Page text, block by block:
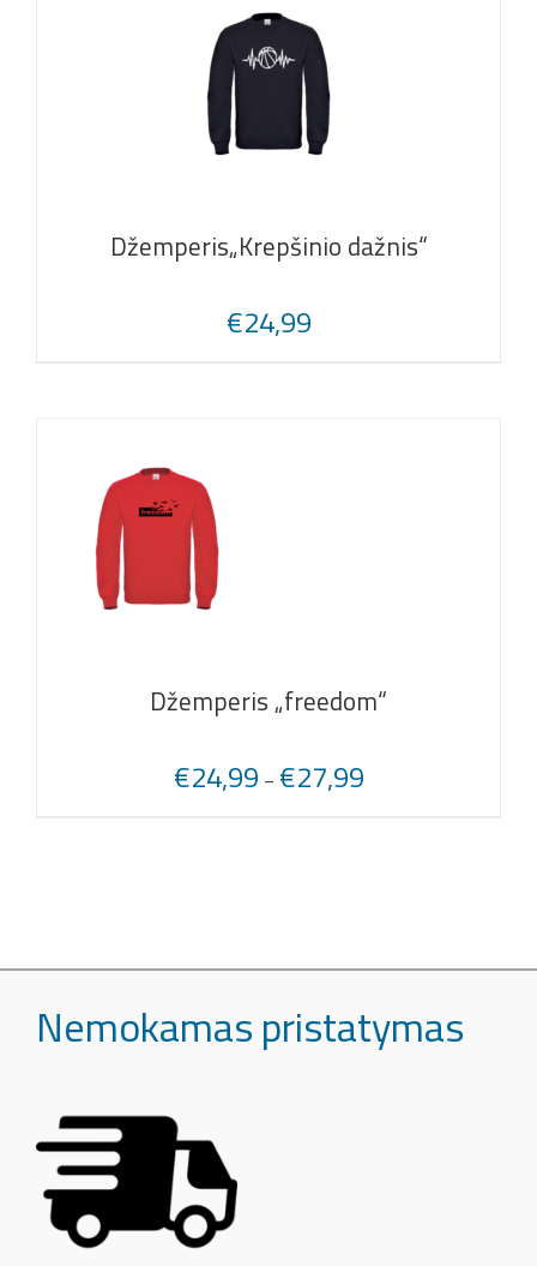
Džemperis„Krepšinio dažnis“
€24,99
Džemperis „freedom“
€24,99 – €27,99
Nemokamas pristatymas